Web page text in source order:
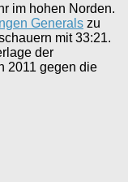
im hohen Norden.
Generals zu
mit 33:21.
der
2011 gegen die